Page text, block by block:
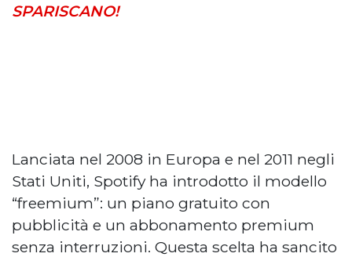
SPARISCANO!
Lanciata nel 2008 in Europa e nel 2011 negli
Stati Uniti, Spotify ha introdotto il modello
“freemium”: un piano gratuito con
pubblicità e un abbonamento premium
senza interruzioni. Questa scelta ha sancito